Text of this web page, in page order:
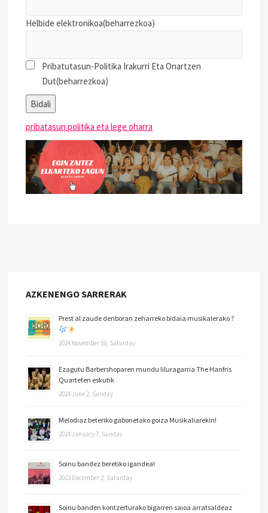
Helbide elektronikoa(beharrezkoa)
Pribatutasun-Politika Irakurri Eta Onartzen
Dut(beharrezkoa)
Bidali
pribatasun politika eta lege oharra
AZKENENGO SARRERAK
Prest al zaude denboran zeharreko bidaia musikalerako ?
2024 November 16, Saturday
Ezagutu Barbershoparen mundu liluragarria The Hanfris
Quarteten eskutik
2024 June 2, Sunday
Melodiaz beteriko gabonetako goiza Musikaliarekin!
2024 January 7, Sunday
Soinu bandez beretiko igandea!
2023 December 2, Saturday
Soinu banden kontzerturako bigarren saioa arratsaldeaz